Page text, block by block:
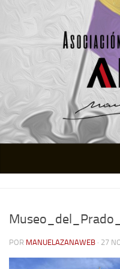
Quienes somos
Actividades
POR MANUELAZANAWEB · 27